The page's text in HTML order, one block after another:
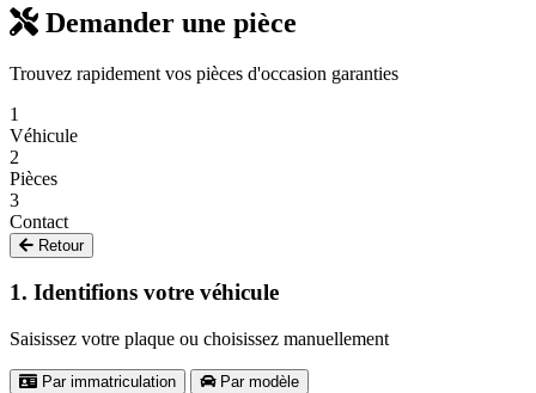
Demander une pièce
Trouvez rapidement vos pièces d'occasion garanties
1
Véhicule
2
Pièces
3
Contact
Retour
1. Identifions votre véhicule
Saisissez votre plaque ou choisissez manuellement
Par immatriculation Par modèle